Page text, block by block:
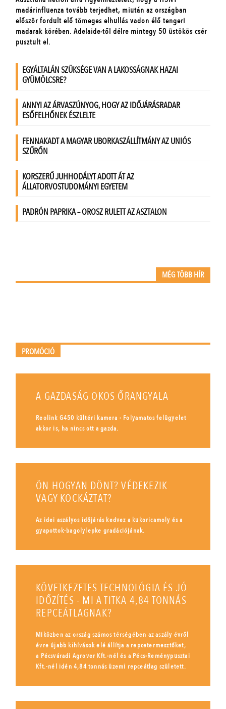
MÉG TÖBB HÍR
PROMÓCIÓ
A GAZDASÁG OKOS ŐRANGYALA
Reolink G450 kültéri kamera - Folyamatos felügyelet
akkor is, ha nincs ott a gazda.
ÖN HOGYAN DÖNT? VÉDEKEZIK
VAGY KOCKÁZTAT?
Az idei aszályos időjárás kedvez a kukoricamoly és a
gyapottok-bagolylepke gradációjának.
KÖVETKEZETES TECHNOLÓGIA ÉS JÓ
IDŐZÍTÉS - MI A TITKA 4,84 TONNÁS
REPCEÁTLAGNAK?
Miközben az ország számos térségében az aszály évről
évre újabb kihívások elé állítja a repcetermesztőket,
a Pécsváradi Agrover Kft.-nél és a Pécs-Reménypusztai
Kft.-nél idén 4,84 tonnás üzemi repceátlag született.